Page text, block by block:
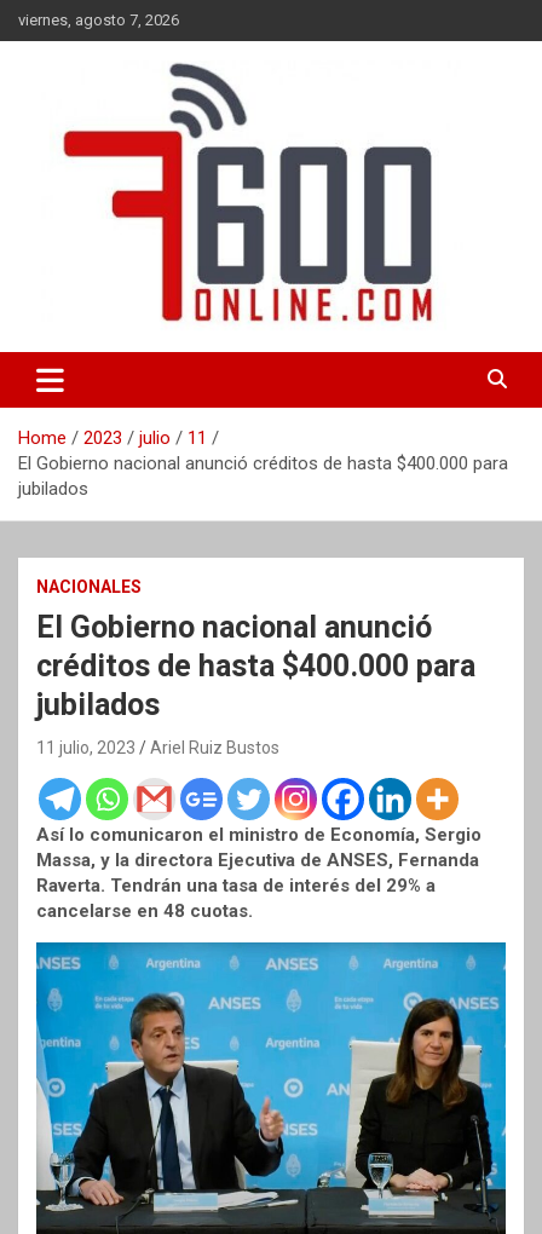
Skip
to
viernes, agosto 7, 2026
7600 online
nacional e internacional, deportiva y cultural.
Home 2023 julio
11
El Gobierno nacional anunció créditos de hasta $400.000 para
jubilados
NACIONALES
El Gobierno nacional anunció
créditos de hasta $400.000 para
jubilados
11 julio, 2023 Ariel Ruiz Bustos
Así lo comunicaron el ministro de Economía, Sergio
Massa, y la directora Ejecutiva de ANSES, Fernanda
Raverta. Tendrán una tasa de interés del 29% a
cancelarse en 48 cuotas.